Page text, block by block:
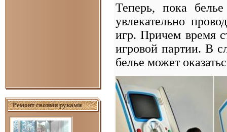
Ремонт своими руками
Теперь, пока
увлекательно
игр. Причем время
игровой партии. В
белье может